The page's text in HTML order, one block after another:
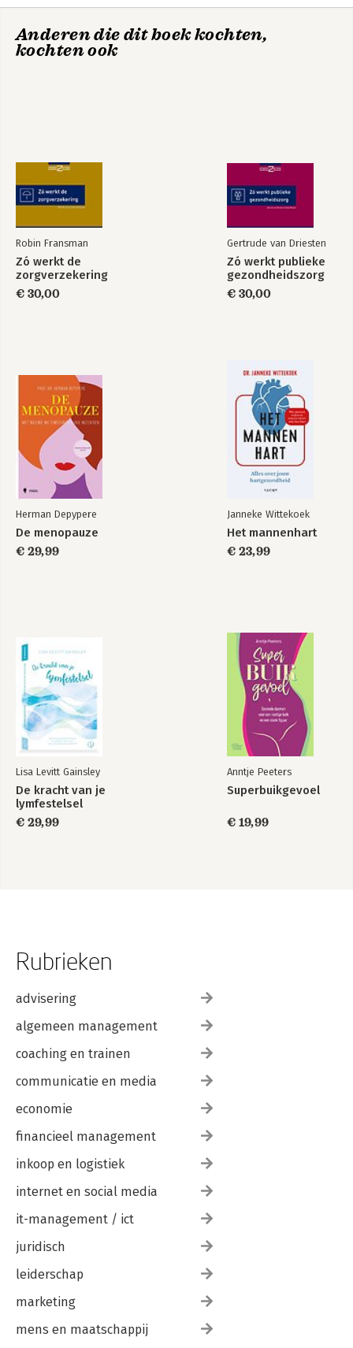
Nederland
Healthcare Works
Zó werkt de
ouderenzorg
Zó werkt publieke
gezondheidszorg
Anderen die dit boek kochten,
kochten ook
Robin Fransman
Zó werkt de
zorgverzekering
€ 30,00
Gertrude van Driesten
Zó werkt publieke
gezondheidszorg
€ 30,00
Herman Depypere
De menopauze
€ 29,99
Janneke Wittekoek
Het mannenhart
€ 23,99
Lisa Levitt Gainsley
De kracht van je
lymfestelsel
€ 29,99
Anntje Peeters
Superbuikgevoel
€ 19,99
Rubrieken
advisering
algemeen management
coaching en trainen
communicatie en media
economie
financieel management
inkoop en logistiek
internet en social media
it-management / ict
juridisch
leiderschap
marketing
mens en maatschappij